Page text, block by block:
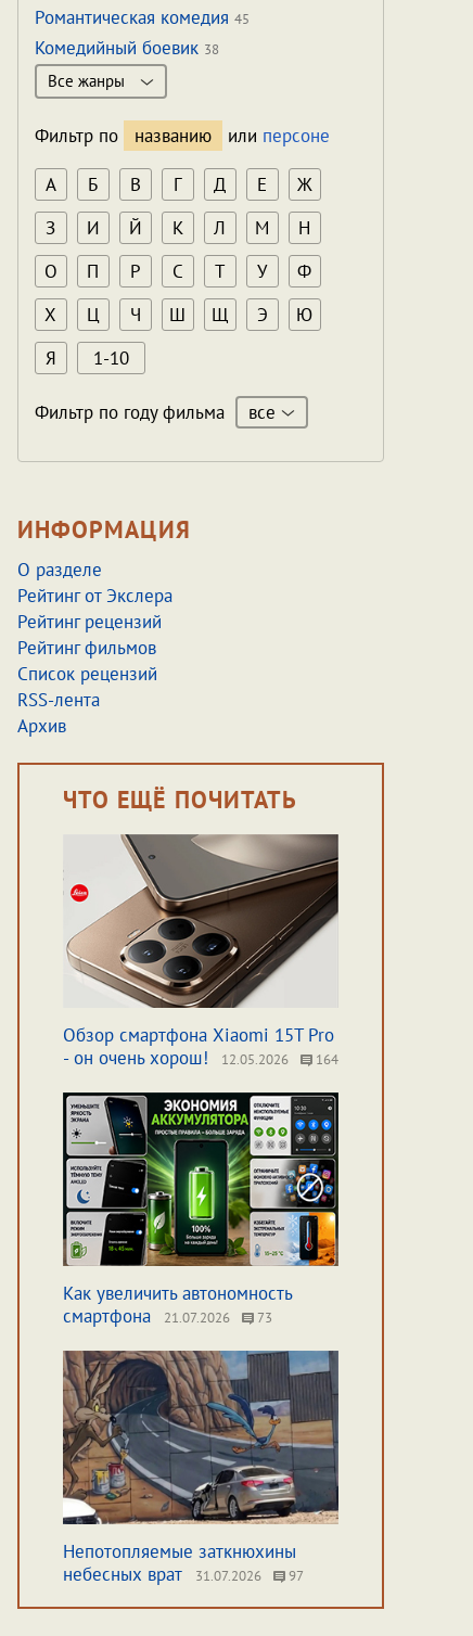
Романтическая комедия 45
Комедийный боевик 38
Все жанры
Фильтр по названию или персоне
А Б В Г Д Е
Ж
З
И Й К Л М
Н
О
П Р С Т У
Ф
Х
Ц Ч Ш Щ Э
Ю
Я
1-10
Фильтр по году фильма все
ИНФОРМАЦИЯ
О разделе
Рейтинг от Экслера
Рейтинг рецензий
Рейтинг фильмов
Список рецензий
RSS-лента
Архив
ЧТО ЕЩЁ ПОЧИТАТЬ
Обзор смартфона Xiaomi 15T Pro
- он очень хорош!
12.05.2026 164
Как увеличить автономность
смартфона
21.07.2026 73
Непотопляемые заткнюхины
небесных врат
31.07.2026 97